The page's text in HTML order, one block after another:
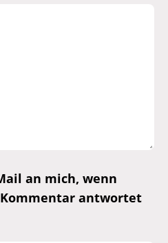
an mich, wenn
antwortet